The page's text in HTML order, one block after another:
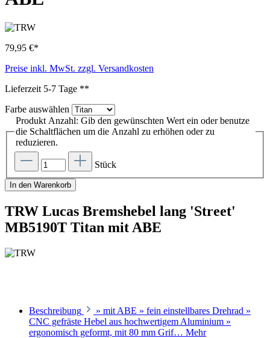
79,95 €*
Preise inkl. MwSt. zzgl. Versandkosten
Lieferzeit 5-7 Tage **
Farbe auswählen
Produkt Anzahl: Gib den gewünschten Wert ein oder benutze
die Schaltflächen um die Anzahl zu erhöhen oder zu
reduzieren.
Stück
In den Warenkorb
TRW Lucas Bremshebel lang 'Street'
MB5190T Titan mit ABE
Beschreibung
» mit ABE » fein einstellbares Drehrad »
CNC gefräste Hebel aus hochwertigem Aluminium »
ergonomisch geformt, mit 80 mm Grif… Mehr